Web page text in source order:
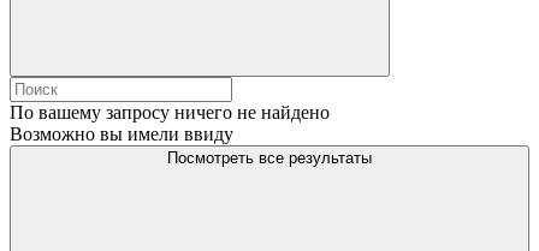
По вашему запросу ничего не найдено
Возможно вы имели ввиду
Посмотреть все результаты